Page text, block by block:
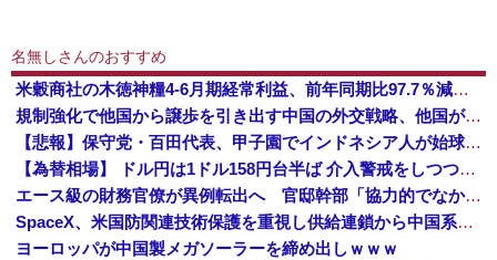
名無しさんのおすすめ
米穀商社の木徳神糧4-6月期経常利益、前年同期比97.7％減の0.7億円に減益
規制強化で他国から譲歩を引き出す中国の外交戦略、他国がサプライチェーン変更で対抗した結果……
【悲報】保守党・百田代表、甲子園でインドネシア人が始球式登場に怒り「甲子園を政治利用するな！」
【為替相場】 ドル円は1ドル158円台半ば 介入警戒をしつつ円売りが続行
エース級の財務官僚が異例転出へ 官邸幹部「協力的でなかったから」 [8/6]
SpaceX、米国防関連技術保護を重視し供給連鎖から中国系を完全排除へ 供給業者に「中国籍人員をSpaceX向けの生産に関わらせないこと」「中国...
ヨーロッパが中国製メガソーラーを締め出しｗｗｗ